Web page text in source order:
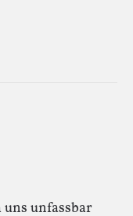
uns unfassbar